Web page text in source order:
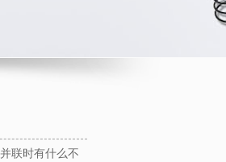
联时有什么不